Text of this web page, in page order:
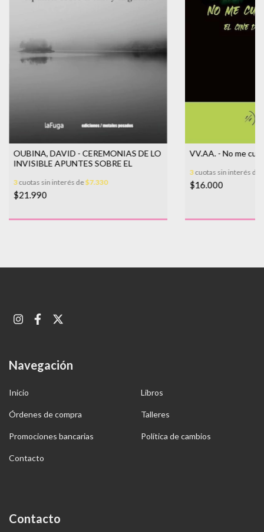
OUBINA, DAVID - CEREMONIAS DE LO
INVISIBLE APUNTES SOBRE EL
3cuotas sin interés de$7.330
$21.990
VV.AA. - No me
3cuotas sin interés de
$16.000
Navegación
Inicio Libros
Órdenes de compra Talleres
Promociones bancarias Política de cambios
Contacto
Contacto